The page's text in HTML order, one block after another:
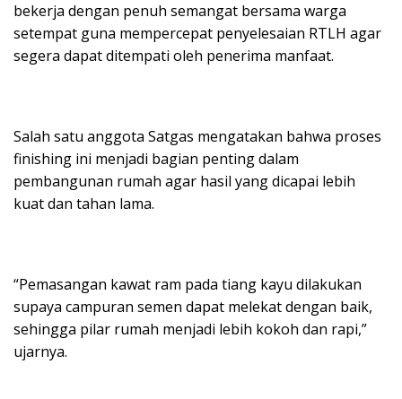
bekerja dengan penuh semangat bersama warga
setempat guna mempercepat penyelesaian RTLH agar
segera dapat ditempati oleh penerima manfaat.
‎Salah satu anggota Satgas mengatakan bahwa proses
finishing ini menjadi bagian penting dalam
pembangunan rumah agar hasil yang dicapai lebih
kuat dan tahan lama.
‎“Pemasangan kawat ram pada tiang kayu dilakukan
supaya campuran semen dapat melekat dengan baik,
sehingga pilar rumah menjadi lebih kokoh dan rapi,”
ujarnya.